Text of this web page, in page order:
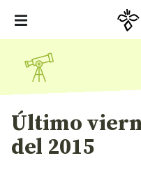
Último
del 2015